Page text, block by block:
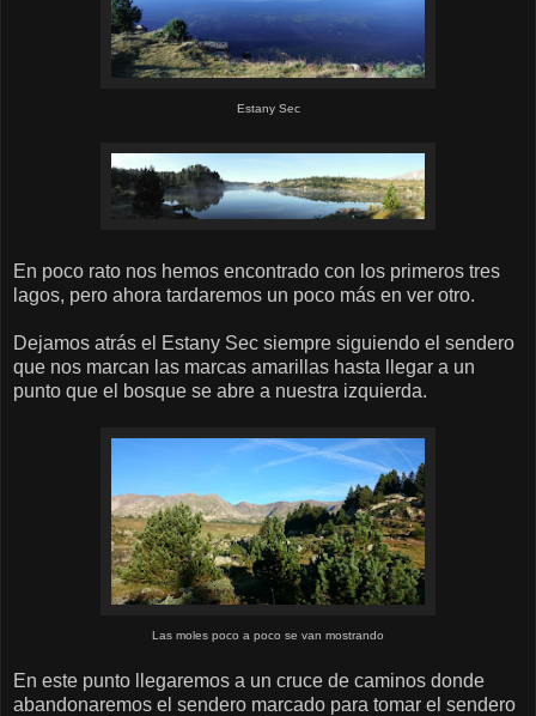
Estany Sec
En poco rato nos hemos encontrado con los primeros tres
lagos, pero ahora tardaremos un poco más en ver otro.
Dejamos atrás el Estany Sec siempre siguiendo el sendero
que nos marcan las marcas amarillas hasta llegar a un
punto que el bosque se abre a nuestra izquierda.
Las moles poco a poco se van mostrando
En este punto llegaremos a un cruce de caminos donde
abandonaremos el sendero marcado para tomar el sendero